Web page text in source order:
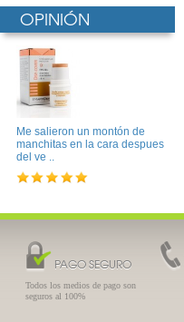
OPINIÓN
Me salieron un montón de
manchitas en la cara despues
del ve ..
PAGO SEGURO
Todos los medios de pago son
seguros al 100%